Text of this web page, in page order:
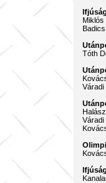
Miklós
Tóth
Váradi
Váradi